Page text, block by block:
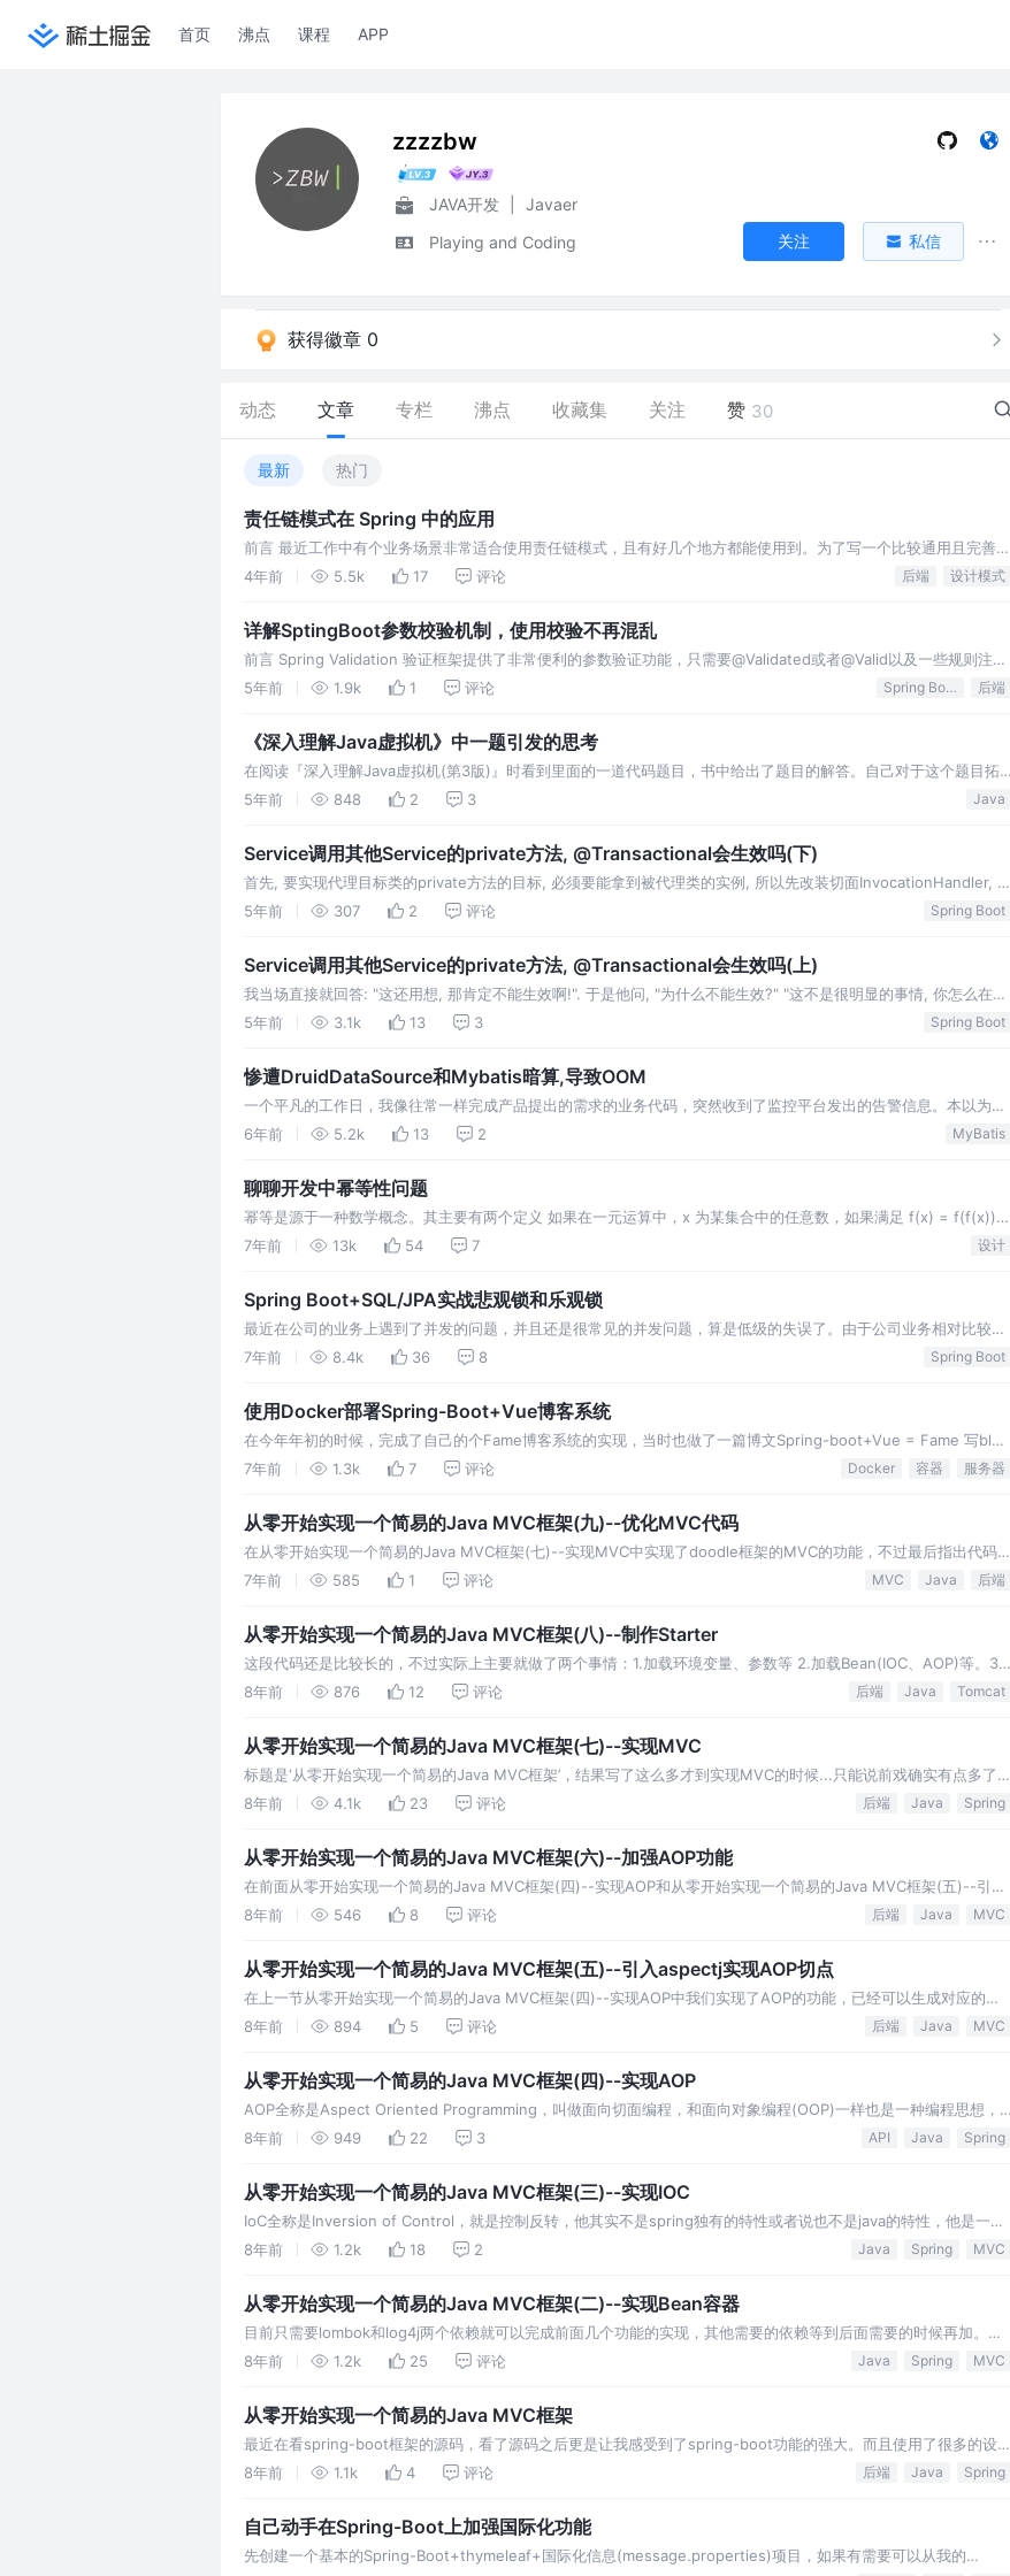
首页 沸点 课程 APP
zzzzbw
JAVA开发
Javaer
Playing and Coding
关注 私信
获得徽章 0
动态 文章 专栏 沸点 收藏集 关注 赞 30
最新 热门
责任链模式在 Spring 中的应用
前言 最近工作中有个业务场景非常适合使用责任链模式，且有好几个地方都能使用到。为了写一个比较通用且完善的
责任链，阅读了 Spring 框架中一些责任链的实现作为参考。 Spring 中责任链模式的应用
4年前 5.5k 17 评论 后端 设计模式
详解SptingBoot参数校验机制，使用校验不再混乱
前言 Spring Validation 验证框架提供了非常便利的参数验证功能，只需要@Validated或者@Valid以及一些规则注解
即可校验参数。
5年前 1.9k 1 评论 Spring Boot 后端
《深入理解Java虚拟机》中一题引发的思考
在阅读『深入理解Java虚拟机(第3版)』时看到里面的一道代码题目，书中给出了题目的解答。自己对于这个题目拓
展的想了几个变式，结果有所差异，为了寻找产生差异的原因又深入了解了一番。 所以 main() 方法里调用
5年前 848 2 3 Java
Service调用其他Service的private方法, @Transactional会生效吗(下)
首先, 要实现代理目标类的private方法的目标, 必须要能拿到被代理类的实例, 所以先改装切面InvocationHandler, 把
要被代理的类保存下来. . 前文的切面TransactionalAop是Spring Boot在JdkDynamicAopProxy中扫描被…
5年前 307 2 评论 Spring Boot
Service调用其他Service的private方法, @Transactional会生效吗(上)
我当场直接就回答: "这还用想, 那肯定不能生效啊!". 于是他问, "为什么不能生效?" "这不是很明显的事情, 你怎么在一
个Service调用另一个Service的私有方法?". 他接着说到: "可以用反射啊". "就算用反射, @Transactional的原理是基
5年前 3.1k 13 3 Spring Boot
惨遭DruidDataSource和Mybatis暗算,导致OOM
一个平凡的工作日，我像往常一样完成产品提出的需求的业务代码，突然收到了监控平台发出的告警信息。本以为又
是一些业务上的bug导致的报错，一看报错发现日志写着java.lang.OutOfMemoryError: Java heap space。 接着
6年前 5.2k 13 2 MyBatis
聊聊开发中幂等性问题
幂等是源于一种数学概念。其主要有两个定义 如果在一元运算中，x 为某集合中的任意数，如果满足 f(x) = f(f(x))
，那么该 f 运算具有幂等性，比如绝对值运算 abs(a) = abs(abs(a)) 就是幂等性函数。 如果在二元运算中，x 为某
7年前 13k 54 7 设计
Spring Boot+SQL/JPA实战悲观锁和乐观锁
最近在公司的业务上遇到了并发的问题，并且还是很常见的并发问题，算是低级的失误了。由于公司业务相对比较复
杂且不适合公开，在此用一个很常见的业务来还原一下场景，同时介绍悲观锁和乐观锁是如何解决这类并发问题的。
7年前 8.4k 36 8 Spring Boot
使用Docker部署Spring-Boot+Vue博客系统
在今年年初的时候，完成了自己的个Fame博客系统的实现，当时也做了一篇博文Spring-boot+Vue = Fame 写blog
的一次小结作为记录和介绍。从完成实现到现在，也断断续续的根据实际的使用情况进行更新。 只不过每次上线部署
7年前 1.3k 7 评论 Docker 容器 服务器
从零开始实现一个简易的Java MVC框架(九)--优化MVC代码
在从零开始实现一个简易的Java MVC框架(七)--实现MVC中实现了doodle框架的MVC的功能，不过最后指出代码的
逻辑不是很好，在这一章节就将这一部分代码进行优化。 优化的目标是1.去除DispatcherServlet请求分发器中的
7年前 585 1 评论 MVC Java 后端
从零开始实现一个简易的Java MVC框架(八)--制作Starter
这段代码还是比较长的，不过实际上主要就做了两个事情：1.加载环境变量、参数等 2.加载Bean(IOC、AOP)等。3.
如果获得的ApplicationContext为ServletWebServerApplicationContext,那么在refresh()之后会启动服务器…
8年前 876 12 评论 后端 Java Tomcat
从零开始实现一个简易的Java MVC框架(七)--实现MVC
标题是‘从零开始实现一个简易的Java MVC框架’，结果写了这么多才到实现MVC的时候...只能说前戏确实有点多了。
不过这些前戏都是必须的，如果只是简简单单实现一个MVC的功能那就没有意思了，要有Bean容器、IOC、AOP和
8年前 4.1k 23 评论 后端 Java Spring
从零开始实现一个简易的Java MVC框架(六)--加强AOP功能
在前面从零开始实现一个简易的Java MVC框架(四)--实现AOP和从零开始实现一个简易的Java MVC框架(五)--引入
aspectj实现AOP切点这两节文章中已经实现了AOP功能并且引用aspectj表达式实现切点的功能，这篇文章继续完善
8年前 546 8 评论 后端 Java MVC
从零开始实现一个简易的Java MVC框架(五)--引入aspectj实现AOP切点
在上一节从零开始实现一个简易的Java MVC框架(四)--实现AOP中我们实现了AOP的功能，已经可以生成对应的代
理类了，但是对于代理对象的选择只能通过指定的类，这样确实不方便也不合理。这一节我们就利用aspectj来实现
8年前 894 5 评论 后端 Java MVC
从零开始实现一个简易的Java MVC框架(四)--实现AOP
AOP全称是Aspect Oriented Programming，叫做面向切面编程，和面向对象编程(OOP)一样也是一种编程思想，
也是spring中一个重要的部分。 其实现基于代理模式，对原来的业务进行增强。比如说原来的功能是增删改查，想要
8年前 949 22 3 API Java Spring
从零开始实现一个简易的Java MVC框架(三)--实现IOC
IoC全称是Inversion of Control，就是控制反转，他其实不是spring独有的特性或者说也不是java的特性，他是一种
设计思想。而DI(Dependency Injection)，即依赖注入就是Ioc的一种实现方式。关于Ioc和DI的具体定义和优缺点等
8年前 1.2k 18 2 Java Spring MVC
从零开始实现一个简易的Java MVC框架(二)--实现Bean容器
目前只需要lombok和log4j两个依赖就可以完成前面几个功能的实现，其他需要的依赖等到后面需要的时候再加。
resources文件夹下的log4j.properties文件为log4j输出格式化参数，大家可以根据自己的喜好和需求编写，我自己
8年前 1.2k 25 评论 Java Spring MVC
从零开始实现一个简易的Java MVC框架
最近在看spring-boot框架的源码，看了源码之后更是让我感受到了spring-boot功能的强大。而且使用了很多的设计
模式，让人在看的时候觉得有点难以下手。 不过仔细了解了一段时候发现，其实他的原理是很简单的，所以想要自己
8年前 1.1k 4 评论 后端 Java Spring
自己动手在Spring-Boot上加强国际化功能
先创建一个基本的Spring-Boot+thymeleaf+国际化信息(message.properties)项目，如果有需要可以从我的